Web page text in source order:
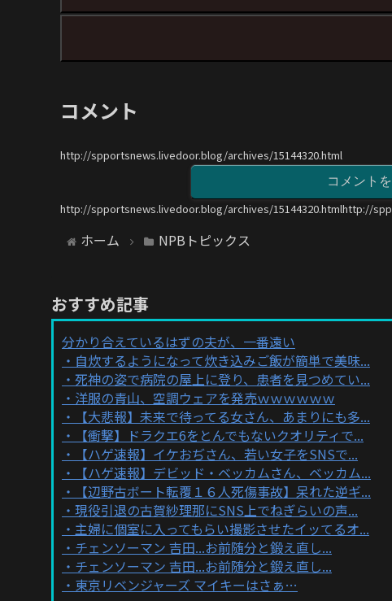
コメント
http://spportsnews.livedoor.blog/archives/15144320.html
コメント
http://spportsnews.livedoor.blog/archives/15144320.htmlhttp://
ホーム NPBトピックス
おすすめ記事
分かり合えているはずの夫が、一番遠い
自炊するようになって炊き込みご飯が簡単で美味...
死神の姿で病院の屋上に登り、患者を見つめてい...
洋服の青山、空調ウェアを発売ｗｗｗｗｗｗ
【大悲報】未来で待ってる女さん、あまりにも多...
【衝撃】ドラクエ6をとんでもないクオリティで...
【ハゲ速報】イケおぢさん、若い女子をSNSで...
【ハゲ速報】デビッド・ベッカムさん、ベッカム...
【辺野古ボート転覆１６人死傷事故】呆れた逆ギ...
現役引退の古賀紗理那にSNS上でねぎらいの声...
主婦に個室に入ってもらい撮影させたイッてるオ...
チェンソーマン 吉田...お前随分と鍛え直し...
チェンソーマン 吉田...お前随分と鍛え直し...
東京リベンジャーズ マイキーはさぁ…